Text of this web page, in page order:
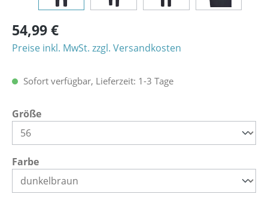
54,99 €
Preise inkl. MwSt. zzgl. Versandkosten
Sofort verfügbar, Lieferzeit: 1-3 Tage
Größeauswählen
Farbeauswählen